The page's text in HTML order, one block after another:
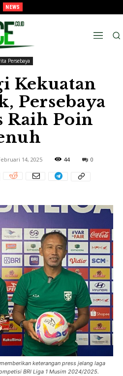
NEWS
Persebaya
Kekuatan
Persebaya
Raih Poin
14, 2025 44 0
keterangan press jelang laga
BRI Liga 1 Musim 2024/2025.